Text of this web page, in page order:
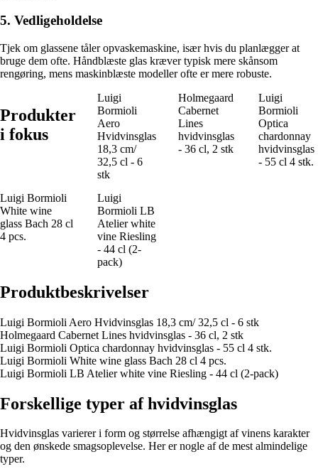
5. Vedligeholdelse
Tjek om glassene tåler opvaskemaskine, især hvis du planlægger at
bruge dem ofte. Håndblæste glas kræver typisk mere skånsom
rengøring, mens maskinblæste modeller ofte er mere robuste.
Produkter
i fokus
Luigi
Bormioli
Aero
Hvidvinsglas
18,3 cm/
32,5 cl - 6
stk
Holmegaard
Cabernet
Lines
hvidvinsglas
- 36 cl, 2 stk
Luigi
Bormioli
Optica
chardonnay
hvidvinsglas
- 55 cl 4 stk.
Luigi Bormioli
White wine
glass Bach 28 cl
4 pcs.
Luigi
Bormioli LB
Atelier white
vine Riesling
- 44 cl (2-
pack)
Produktbeskrivelser
Luigi Bormioli Aero Hvidvinsglas 18,3 cm/ 32,5 cl - 6 stk
Holmegaard Cabernet Lines hvidvinsglas - 36 cl, 2 stk
Luigi Bormioli Optica chardonnay hvidvinsglas - 55 cl 4 stk.
Luigi Bormioli White wine glass Bach 28 cl 4 pcs.
Luigi Bormioli LB Atelier white vine Riesling - 44 cl (2-pack)
Forskellige typer af hvidvinsglas
Hvidvinsglas varierer i form og størrelse afhængigt af vinens karakter
og den ønskede smagsoplevelse. Her er nogle af de mest almindelige
typer.